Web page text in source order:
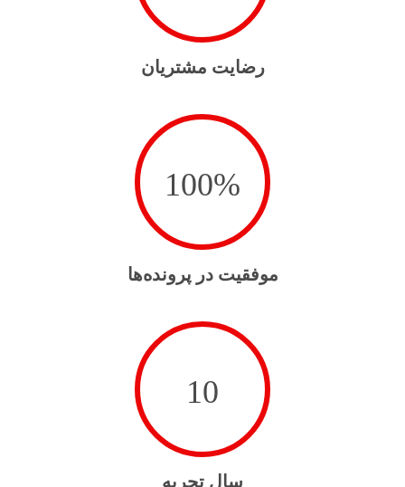
رضایت مشتریان
100%
موفقیت در پرونده‌ها
10
سال تجربه